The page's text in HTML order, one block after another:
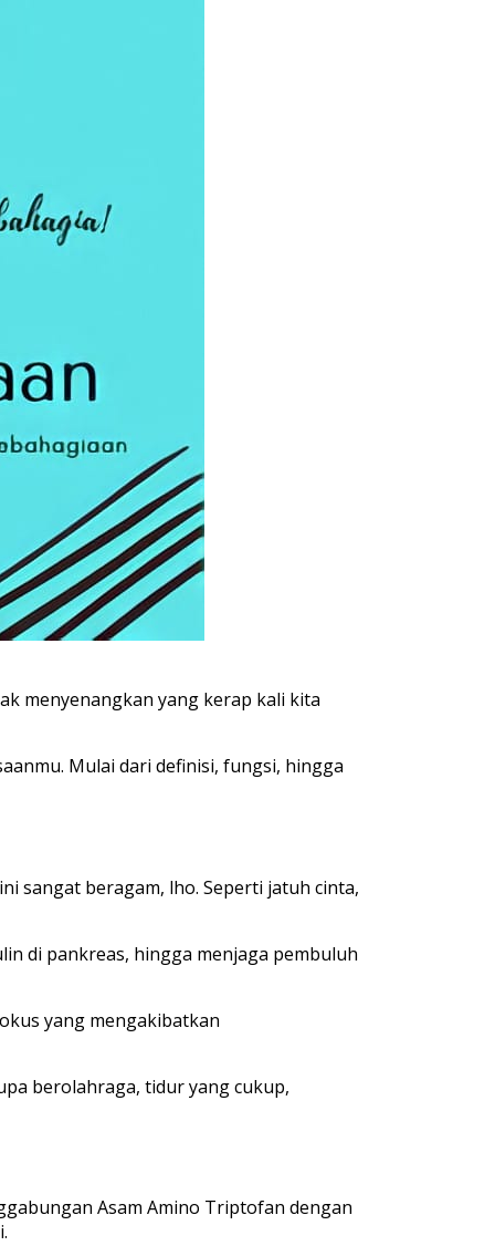
menyenangkan yang kerap kali kita
Mulai dari definisi, fungsi, hingga
sangat beragam, lho. Seperti jatuh cinta,
di pankreas, hingga menjaga pembuluh
yang mengakibatkan
berolahraga, tidur yang cukup,
Asam Amino Triptofan dengan